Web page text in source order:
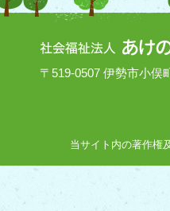
〒519-0507 伊勢市小俣
当サイト内の著作権